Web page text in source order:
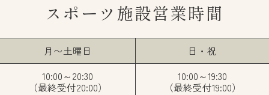
スポーツ施設営業時間
月〜土曜日
日・祝
10:00～20:30
（最終受付20:00）
10:00～19:30
（最終受付19:00）